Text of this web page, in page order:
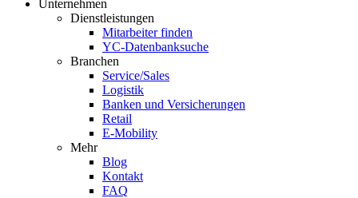
Unternehmen
Dienstleistungen
Mitarbeiter finden
YC-Datenbanksuche
Branchen
Service/Sales
Logistik
Banken und Versicherungen
Retail
E-Mobility
Mehr
Blog
Kontakt
FAQ